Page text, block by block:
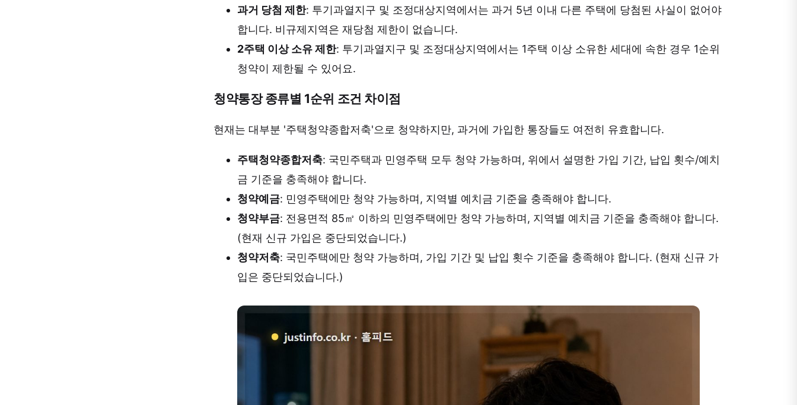
과거 당첨 제한: 투기과열지구 및 조정대상지역에서는 과거 5년 이내 다른 주택에 당첨된 사실이 없어야
합니다. 비규제지역은 재당첨 제한이 없습니다.
2주택 이상 소유 제한: 투기과열지구 및 조정대상지역에서는 1주택 이상 소유한 세대에 속한 경우 1순위
청약이 제한될 수 있어요.
청약통장 종류별 1순위 조건 차이점
현재는 대부분 '주택청약종합저축'으로 청약하지만, 과거에 가입한 통장들도 여전히 유효합니다.
주택청약종합저축: 국민주택과 민영주택 모두 청약 가능하며, 위에서 설명한 가입 기간, 납입 횟수/예치
금 기준을 충족해야 합니다.
청약예금: 민영주택에만 청약 가능하며, 지역별 예치금 기준을 충족해야 합니다.
청약부금: 전용면적 85㎡ 이하의 민영주택에만 청약 가능하며, 지역별 예치금 기준을 충족해야 합니다.
(현재 신규 가입은 중단되었습니다.)
청약저축: 국민주택에만 청약 가능하며, 가입 기간 및 납입 횟수 기준을 충족해야 합니다. (현재 신규 가
입은 중단되었습니다.)